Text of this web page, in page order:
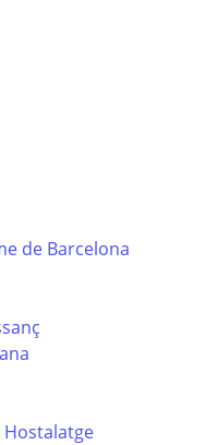
de Barcelona
Hostalatge